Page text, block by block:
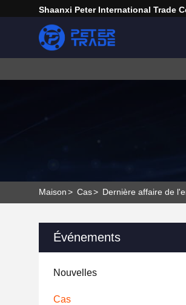
Shaanxi Peter International Trade
Maison> Cas> Dernière affaire de
Événements
Nouvelles
Cas